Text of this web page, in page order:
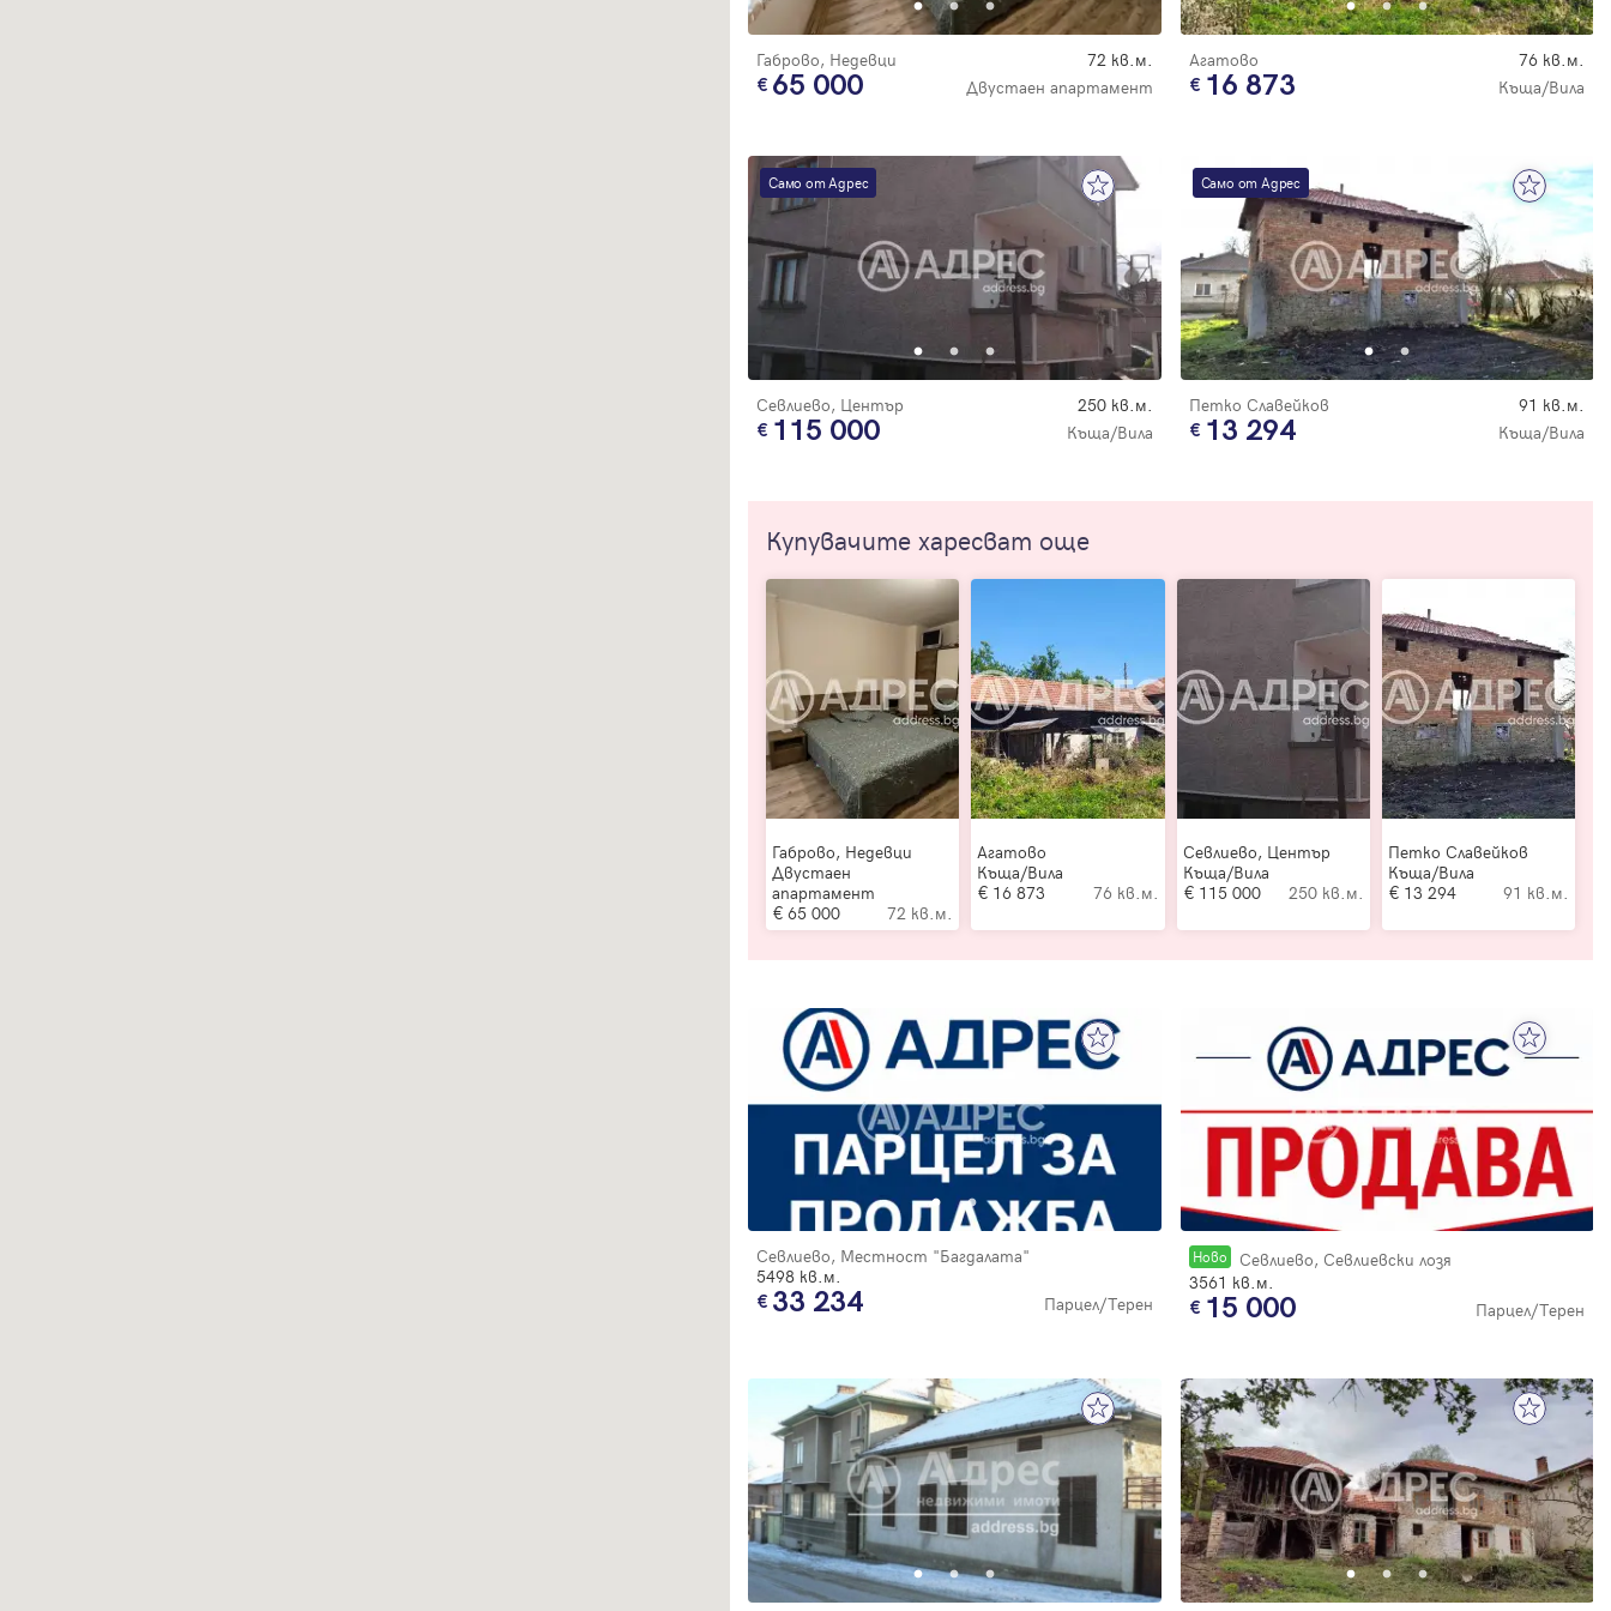
Габрово, Недевци 72 кв.м.
65 000 Двустаен апартамент
Агатово 76 кв.м.
16 873 Къща/Вила
Само от Адрес
Севлиево, Център 250 кв.м.
115 000 Къща/Вила
Само от Адрес
Петко Славейков 91 кв.м.
13 294 Къща/Вила
Купувачите харесват още
Габрово, Недевци
Двустаен
апартамент
65 000
72 кв.м.
Агатово
Къща/Вила
16 873
76 кв.м.
Севлиево, Център
Къща/Вила
115 000
250 кв.м.
Петко Славейков
Къща/Вила
13 294
91 кв.м.
Севлиево, Местност "Багдалата"
5498 кв.м.
33 234 Парцел/Терен
Новo
Севлиево, Севлиевски лозя
3561 кв.м.
15 000 Парцел/Терен